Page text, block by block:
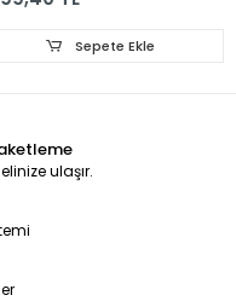
Sepete Ekle
ulaşır.